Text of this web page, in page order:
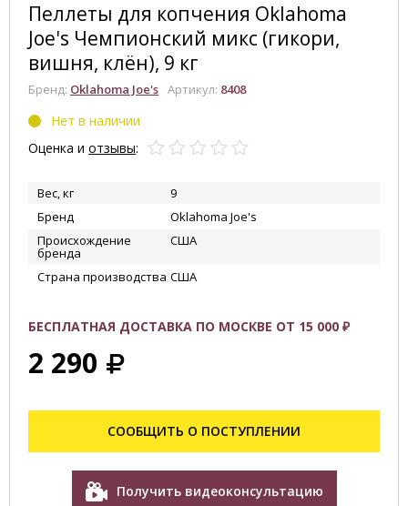
Пеллеты для копчения Oklahoma
Joe's Чемпионский микс (гикори,
вишня, клён), 9 кг
Бренд: Oklahoma Joe's Артикул: 8408
Нет в наличии
Оценка и отзывы:
Вес, кг
9
Бренд
Oklahoma Joe's
Происхождение
бренда
США
Страна производства США
БЕСПЛАТНАЯ ДОСТАВКА ПО МОСКВЕ ОТ 15 000 ₽
2 290
СООБЩИТЬ О ПОСТУПЛЕНИИ
Получить видеоконсультацию